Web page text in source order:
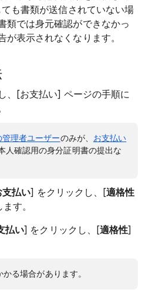
も書類が送信されていない場
類では身元確認ができなかっ
が表示されなくなります。
、[お支払い] ページの手順に
理者ユーザーのみが、 お支払い
人確認用の身分証明書の提出な
支払い] をクリックし、[適格性
す。
払い] をクリックし、[適格性]
る場合があります。